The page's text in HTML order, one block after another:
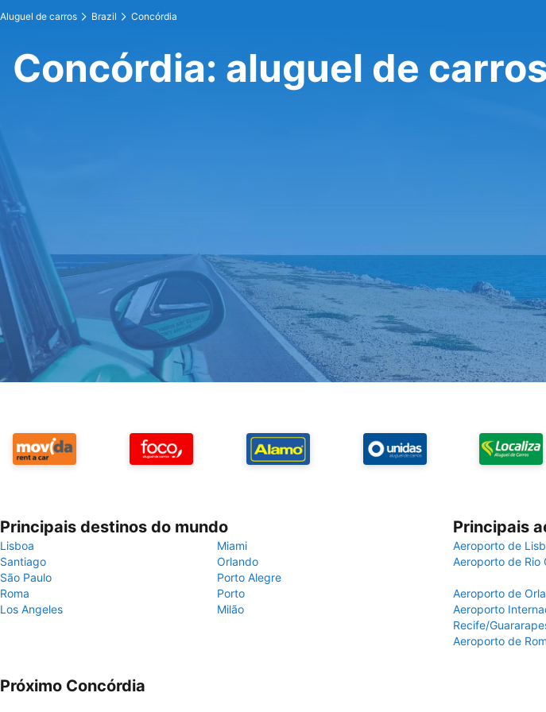
Aluguel de carros Brazil Concórdia
Concórdia: aluguel de
Principais destinos do mundo
Lisboa
Miami
Santiago
Orlando
São Paulo
Porto Alegre
Roma
Porto
Los Angeles
Milão
Principais
Aeroporto de
Aeroporto de Rio
Aeroporto de
Aeroporto
Recife/
Aeroporto de
Próximo Concórdia